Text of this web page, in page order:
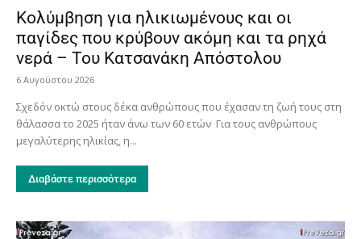
Κολύμβηση για ηλικιωμένους και οι
παγίδες που κρύβουν ακόμη και τα ρηχά
νερά – Του Κατσανάκη Απόστολου
6 Αυγούστου 2026
Σχεδόν οκτώ στους δέκα ανθρώπους που έχασαν τη ζωή τους στη
θάλασσα το 2025 ήταν άνω των 60 ετών Για τους ανθρώπους
μεγαλύτερης ηλικίας, η...
Διαβάστε περισσότερα